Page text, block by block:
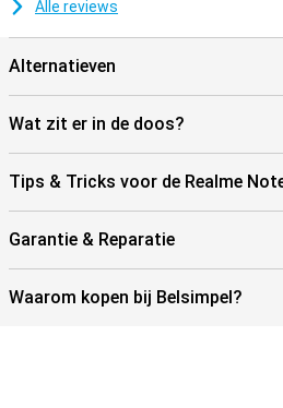
Alle reviews
Alternatieven
Wat zit er in de doos?
Tips & Tricks voor de Realme
Garantie & Reparatie
Waarom kopen bij Belsimpel?